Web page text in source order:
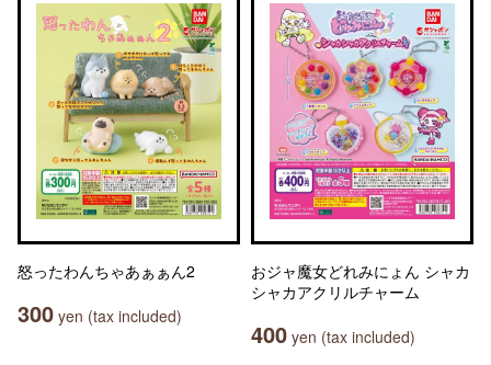
怒ったわんちゃあぁぁん2
300 yen (tax included)
おジャ魔女どれみにょん シャカ
シャカアクリルチャーム
400 yen (tax included)